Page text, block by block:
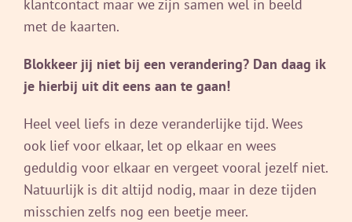
klantcontact maar we zijn samen wel in beeld
met de kaarten.
Blokkeer jij niet bij een verandering? Dan daag ik
je hierbij uit dit eens aan te gaan!
Heel veel liefs in deze veranderlijke tijd. Wees
ook lief voor elkaar, let op elkaar en wees
geduldig voor elkaar en vergeet vooral jezelf niet.
Natuurlijk is dit altijd nodig, maar in deze tijden
misschien zelfs nog een beetje meer.